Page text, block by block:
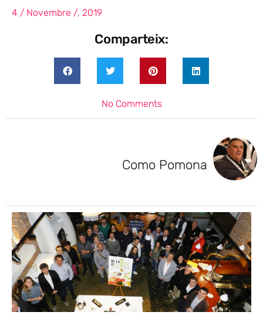
4 / Novembre /, 2019
Comparteix:
No Comments
Como Pomona